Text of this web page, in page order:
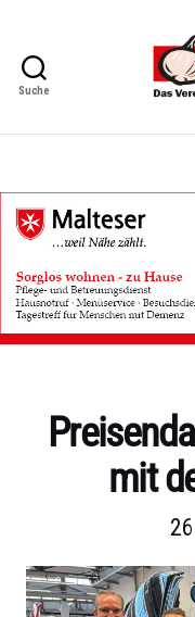
Suche
Kategorien
mit